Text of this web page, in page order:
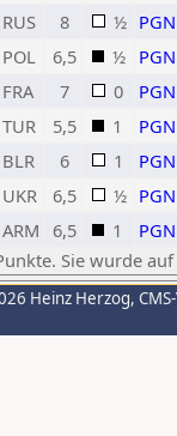
RUS 8 ½ PGN
POL 6,5 ½ PGN
FRA 7 0
PGN
TUR 5,5 1
PGN
BLR 6 1
PGN
UKR 6,5 ½ PGN
ARM 6,5 1
PGN
Sie wurde
Heinz Herzog,